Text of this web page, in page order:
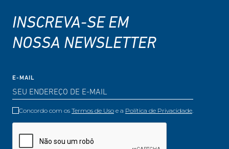
INSCREVA-SE EM
NOSSA NEWSLETTER
E-MAIL
Concordo com os Termos de Uso e a Política de Privacidade.